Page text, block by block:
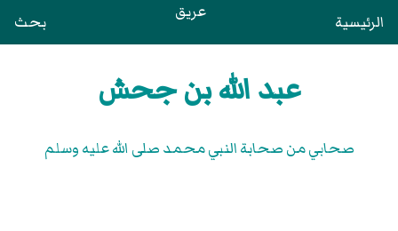
الرئيسية عريق بحث
عبد الله بن جحش
صحابي من صحابة النبي محمد صلى الله عليه وسلم